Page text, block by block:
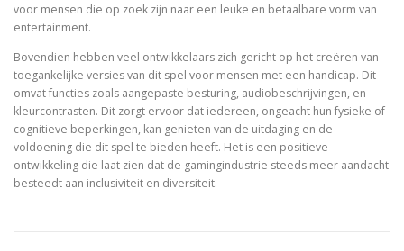
voor mensen die op zoek zijn naar een leuke en betaalbare vorm van
entertainment.
Bovendien hebben veel ontwikkelaars zich gericht op het creëren van
toegankelijke versies van dit spel voor mensen met een handicap. Dit
omvat functies zoals aangepaste besturing, audiobeschrijvingen, en
kleurcontrasten. Dit zorgt ervoor dat iedereen, ongeacht hun fysieke of
cognitieve beperkingen, kan genieten van de uitdaging en de
voldoening die dit spel te bieden heeft. Het is een positieve
ontwikkeling die laat zien dat de gamingindustrie steeds meer aandacht
besteedt aan inclusiviteit en diversiteit.